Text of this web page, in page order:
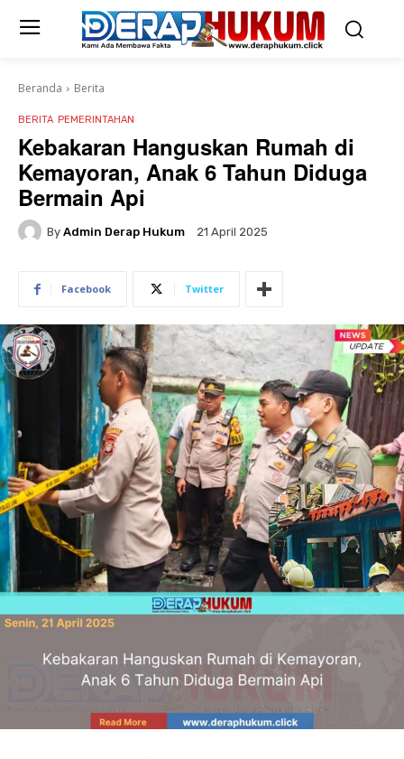
Beranda Berita
BERITA PEMERINTAHAN
Kebakaran Hanguskan Rumah di
Kemayoran, Anak 6 Tahun Diduga
Bermain Api
By Admin Derap Hukum 21 April 2025
Facebook Twitter